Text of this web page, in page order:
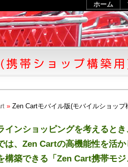
» Zen Cartモバイル版(モバイルショップ
インショッピングを考えると
は、Zen Cartの高機能性を活か
構築できる「 Zen Cart携帯モジ
ホーム